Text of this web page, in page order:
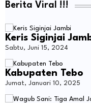
Berita Viral !!!
Keris Siginjai
Sabtu, Juni 15, 2024
Kabupaten Tebo
Jumat, Januari 10, 2025